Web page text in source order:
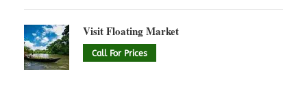
Visit Floating Market
Call For Prices